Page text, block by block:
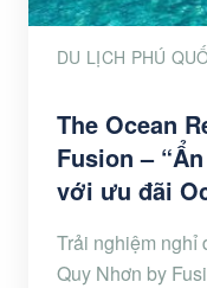
DU LỊCH PHÚ
The Ocean
Fusion –
với ưu đãi
Trải nghiệm nghỉ
Quy Nhơn by